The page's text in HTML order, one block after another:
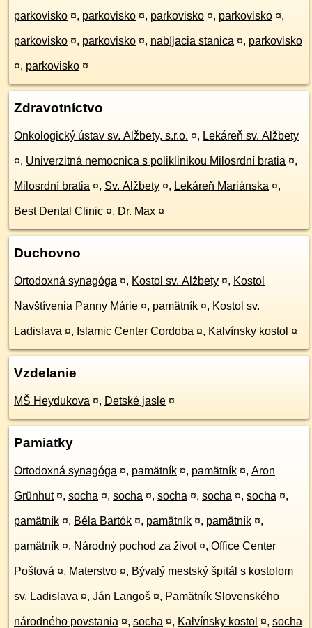
parkovisko ¤, parkovisko ¤, parkovisko ¤, parkovisko ¤,
parkovisko ¤, parkovisko ¤, nabíjacia stanica ¤, parkovisko
¤, parkovisko ¤
Zdravotníctvo
Onkologický ústav sv. Alžbety, s.r.o. ¤, Lekáreň sv. Alžbety
¤, Univerzitná nemocnica s poliklinikou Milosrdní bratia ¤,
Milosrdní bratia ¤, Sv. Alžbety ¤, Lekáreň Mariánska ¤,
Best Dental Clinic ¤, Dr. Max ¤
Duchovno
Ortodoxná synagóga ¤, Kostol sv. Alžbety ¤, Kostol
Navštívenia Panny Márie ¤, pamätník ¤, Kostol sv.
Ladislava ¤, Islamic Center Cordoba ¤, Kalvínsky kostol ¤
Vzdelanie
MŠ Heydukova ¤, Detské jasle ¤
Pamiatky
Ortodoxná synagóga ¤, pamätník ¤, pamätník ¤, Aron
Grünhut ¤, socha ¤, socha ¤, socha ¤, socha ¤, socha ¤,
pamätník ¤, Béla Bartók ¤, pamätník ¤, pamätník ¤,
pamätník ¤, Národný pochod za život ¤, Office Center
Poštová ¤, Materstvo ¤, Bývalý mestský špitál s kostolom
sv. Ladislava ¤, Ján Langoš ¤, Pamätník Slovenského
národného povstania ¤, socha ¤, Kalvínsky kostol ¤, socha